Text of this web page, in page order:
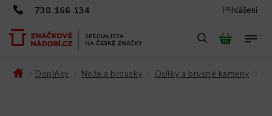
730 166 134 Přihlášení
Doplňky Nože a brousky Ocílky a brusné kameny